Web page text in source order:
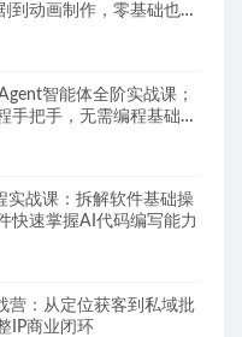
到动画制作，零基础也能
智能体全阶实战课；
手把手，无需编程基础也
实战课：拆解软件基础操
快速掌握AI代码编写能力
营：从定位获客到私域批
IP商业闭环